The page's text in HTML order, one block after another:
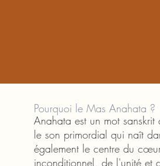
Pourquoi le Mas Anahata ?
Anahata est un mot
le son primordial qui naît
également le centre du
inconditionnel, de l'unité et